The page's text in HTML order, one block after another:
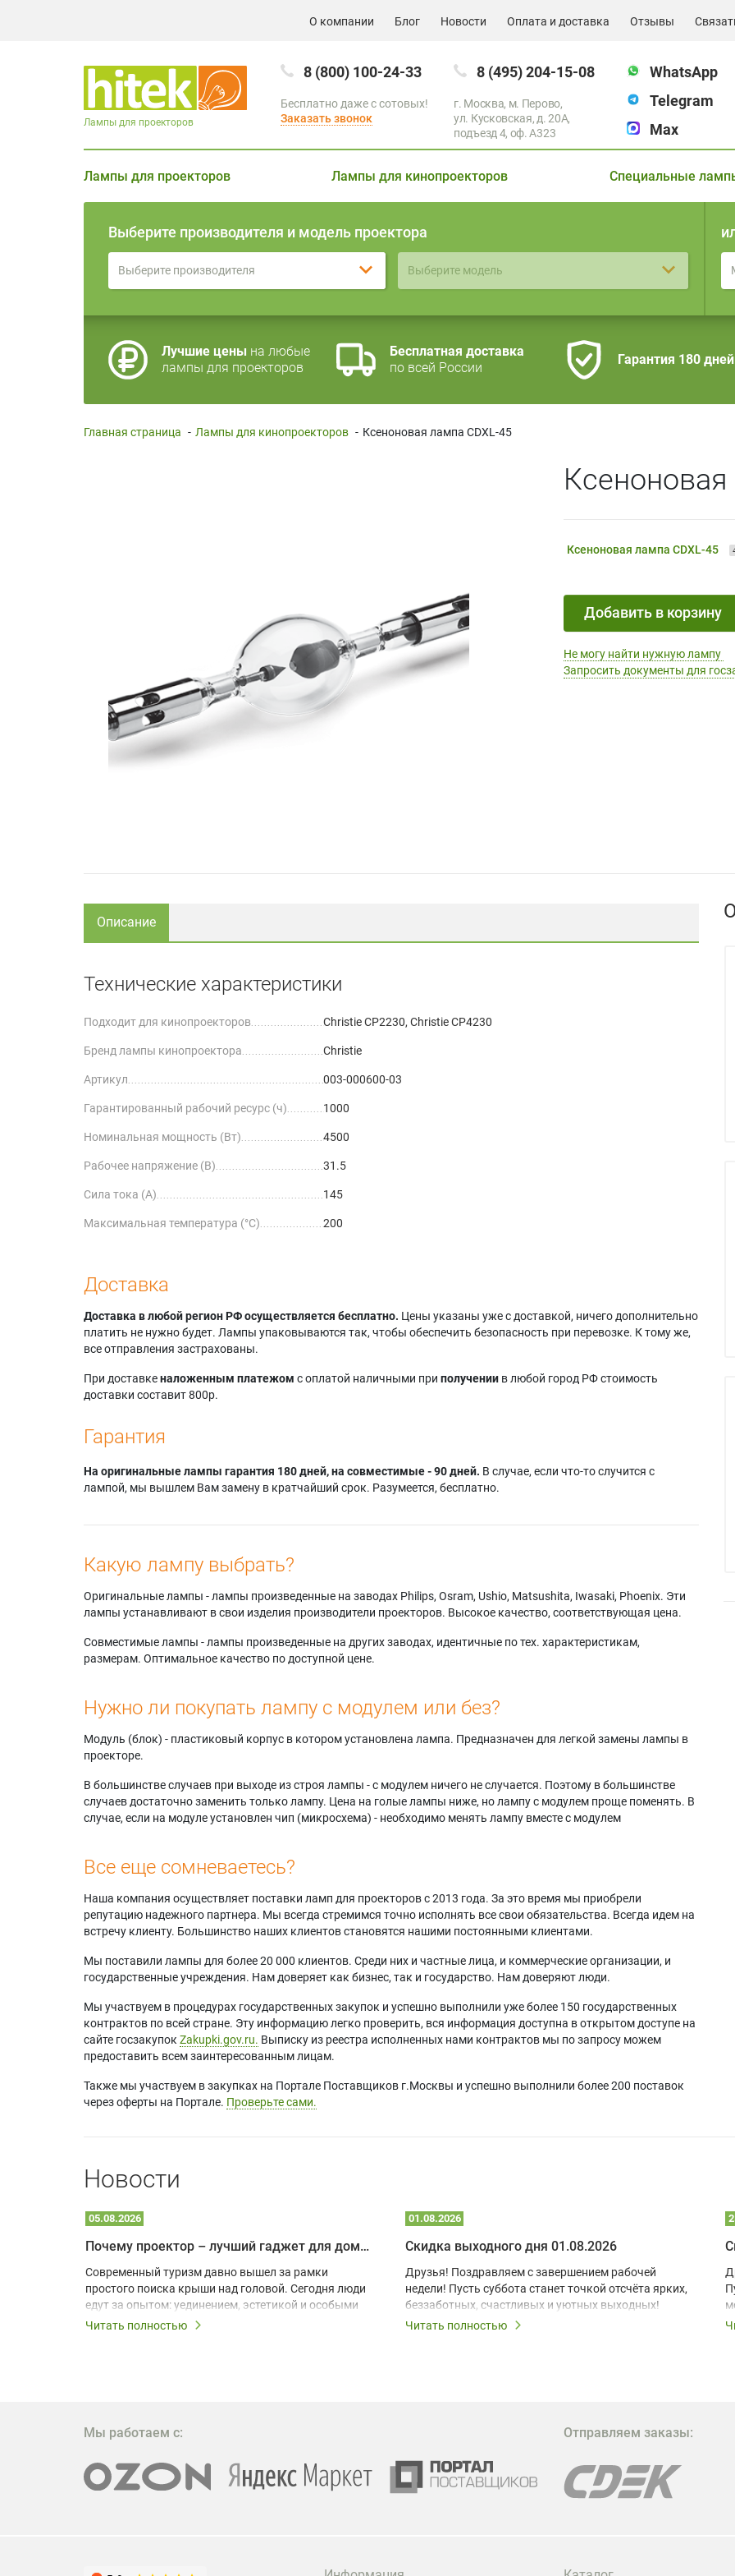
О компании Блог Новости Оплата и доставка Отзывы
8 (800) 100-24-33
Бесплатно даже с сотовых!
Заказать звонок
8 (495) 204-15-08
г. Москва, м. Перово,
ул. Кусковская, д. 20А,
подъезд 4, оф. A323
WhatsApp
Telegram
Max
Лампы для проекторов
Лампы для проекторов Лампы для кинопроекторов Специальные
Выберите производителя и модель проектора
Выберите производителя Выберите модель
Лучшие цены на любые
лампы для проекторов
Бесплатная доставка
по всей России
Гарантия 180 дней
Главная страница - Лампы для кинопроекторов - Ксеноновая лампа CDXL-45
Ксеноновая лампа CDXL-45
Добавить в корзину
Не могу найти нужную лампу
Запросить документы для
Описание
Технические характеристики
Подходит для кинопроекторов Christie CP2230, Christie CP4230
Бренд лампы кинопроектора Christie
Артикул 003-000600-03
Гарантированный рабочий ресурс (ч) 1000
Номинальная мощность (Вт) 4500
Рабочее напряжение (В) 31.5
Сила тока (А) 145
Максимальная температура (°C) 200
Доставка
Доставка в любой регион РФ осуществляется бесплатно. Цены указаны уже с доставкой, ничего дополнительно
платить не нужно будет. Лампы упаковываются так, чтобы обеспечить безопасность при перевозке. К тому же,
все отправления застрахованы.
При доставкеналоженным платежом с оплатой наличными при получении в любой город РФ стоимость
доставки составит 800р.
Гарантия
На оригинальные лампы гарантия 180 дней, на совместимые - 90 дней. В случае, если что-то случится с
лампой, мы вышлем Вам замену в кратчайший срок. Разумеется, бесплатно.
Какую лампу выбрать?
Оригинальные лампы - лампы произведенные на заводах Philips, Osram, Ushio, Matsushita, Iwasaki, Phoenix. Эти
лампы устанавливают в свои изделия производители проекторов. Высокое качество, соответствующая цена.
Совместимые лампы - лампы произведенные на других заводах, идентичные по тех. характеристикам,
размерам. Оптимальное качество по доступной цене.
Нужно ли покупать лампу с модулем или без?
Модуль (блок) - пластиковый корпус в котором установлена лампа. Предназначен для легкой замены лампы в
проекторе.
В большинстве случаев при выходе из строя лампы - с модулем ничего не случается. Поэтому в большинстве
случаев достаточно заменить только лампу. Цена на голые лампы ниже, но лампу с модулем проще поменять. В
случае, если на модуле установлен чип (микросхема) - необходимо менять лампу вместе с модулем
Все еще сомневаетесь?
Наша компания осуществляет поставки ламп для проекторов с 2013 года. За это время мы приобрели
репутацию надежного партнера. Мы всегда стремимся точно исполнять все свои обязательства. Всегда идем на
встречу клиенту. Большинство наших клиентов становятся нашими постоянными клиентами.
Мы поставили лампы для более 20 000 клиентов. Среди них и частные лица, и коммерческие организации, и
государственные учреждения. Нам доверяет как бизнес, так и государство. Нам доверяют люди.
Мы участвуем в процедурах государственных закупок и успешно выполнили уже более 150 государственных
контрактов по всей стране. Эту информацию легко проверить, вся информация доступна в открытом доступе на
сайте госзакупок Zakupki.gov.ru. Выписку из реестра исполненных нами контрактов мы по запросу можем
предоставить всем заинтересованным лицам.
Также мы участвуем в закупках на Портале Поставщиков г.Москвы и успешно выполнили более 200 поставок
через оферты на Портале. Проверьте сами.
Новости
05.08.2026
Почему проектор – лучший гаджет для домика в глэмпинге
Современный туризм давно вышел за рамки
простого поиска крыши над головой. Сегодня люди
едут за опытом: уединением, эстетикой и особыми
ощущениями. Владельцы A-frame домов,
эффективных и бюджетных способов стать
проектора.
Читать полностью
01.08.2026
Скидка выходного дня 01.08.2026
Друзья! Поздравляем с завершением рабочей
недели! Пусть суббота станет точкой отсчёта ярких,
беззаботных, счастливых и уютных выходных!
Читать полностью
Мы работаем с: Отправляем заказы: